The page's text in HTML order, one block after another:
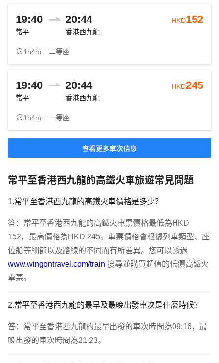
19:40 20:44
常平 香港西九龍
1h4m 二等座
HKD152
19:40 20:44
常平 香港西九龍
1h4m 一等座
HKD245
查看更多車次信息
常平至香港西九龍的高鐵火車旅遊常見問題
1.常平至香港西九龍的高鐵火車價格是多少？
答：常平至香港西九龍的高鐵火車票價格最低為HKD
152，最高價格為HKD 245。車票價格會根據列車類型、座
www.wingontravel.com/train 搜尋並購買超值的低價高鐵火
車票。
2.常平至香港西九龍的最早及最晚出發車次是什麼時候？
答：常平至香港西九龍的最早出發的車次時間為09:16，最
晚出發的車次時間為21:23。